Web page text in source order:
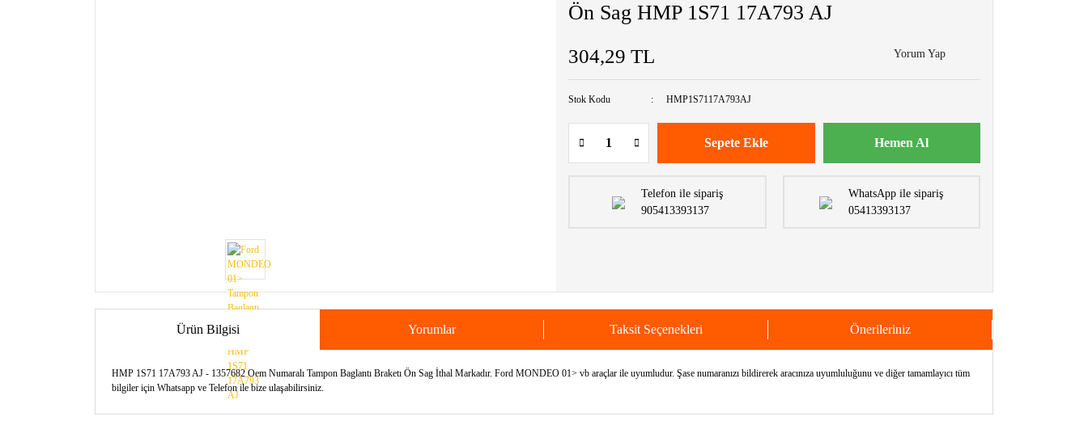
Ön Sag HMP 1S71 17A793 AJ
304,29 TL Yorum Yap
Stok Kodu HMP1S7117A793AJ
Sepete Ekle Hemen Al
Telefon ile sipariş
905413393137
WhatsApp ile sipariş
05413393137
Ürün Bilgisi Yorumlar Taksit Seçenekleri Önerileriniz
HMP 1S71 17A793 AJ - 1357682 Oem Numaralı Tampon Baglantı Braketı Ön Sag İthal Markadır. Ford MONDEO 01> vb araçlar ile uyumludur. Şase numaranızı bildirerek aracınıza uyumluluğunu ve diğer tamamlayıcı tüm
bilgiler için Whatsapp ve Telefon ile bize ulaşabilirsiniz.